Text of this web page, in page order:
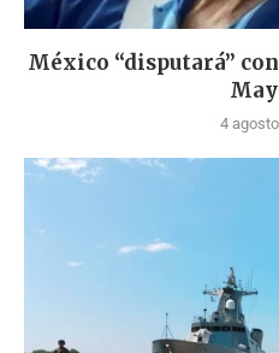
México “disputará” con
4